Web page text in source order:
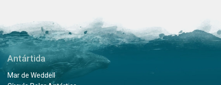
Antártida
Mar de Weddell